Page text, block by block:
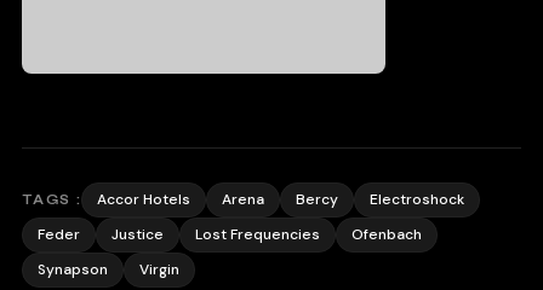
TAGS : Accor Hotels Arena Bercy
Electroshock
Feder
Justice Lost Frequencies
Ofenbach
Synapson
Virgin